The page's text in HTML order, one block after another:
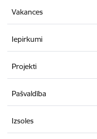
Vakances
Iepirkumi
Projekti
Pašvaldība
Izsoles